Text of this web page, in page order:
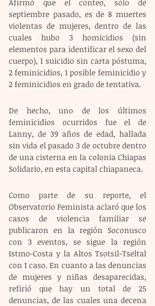
Afirmó que el conteo, sólo de
septiembre pasado, es de 8 muertes
violentas de mujeres, dentro de las
cuales hubo 3 homicidios (sin
elementos para identificar el sexo del
cuerpo), 1 suicidio sin carta póstuma,
2 feminicidios, 1 posible feminicidio y
2 feminicidios en grado de tentativa.
De hecho, uno de los últimos
feminicidios ocurridos fue el de
Lanny, de 39 años de edad, hallada
sin vida el pasado 3 de octubre dentro
de una cisterna en la colonia Chiapas
Solidario, en esta capital chiapaneca.
Como parte de su reporte, el
Observatorio Feminista aclaró que los
casos de violencia familiar se
publicaron en la región Soconusco
con 3 eventos, se sigue la región
Istmo-Costa y la Altos Tsotsil-Tseltal
con 1 caso. En cuanto a las denuncias
de mujeres y niñas desaparecidas,
refirió que hay un total de 25
denuncias, de las cuales una decena